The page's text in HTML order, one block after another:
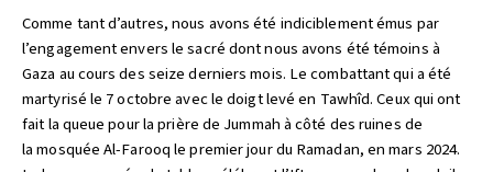
Comme tant d’autres, nous avons été indiciblement émus par
l’engagement envers le sacré dont nous avons été témoins à
Gaza au cours des seize derniers mois. Le combattant qui a été
martyrisé le 7 octobre avec le doigt levé en Tawhîd. Ceux qui ont
fait la queue pour la prière de Jummah à côté des ruines de
la mosquée Al-Farooq le premier jour du Ramadan, en mars 2024.